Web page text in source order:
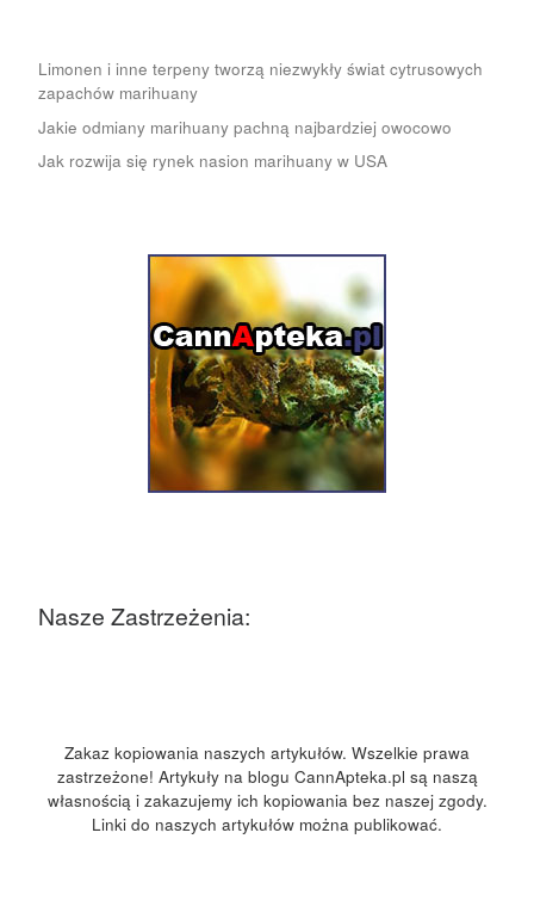
Limonen i inne terpeny tworzą niezwykły świat cytrusowych
zapachów marihuany
Jakie odmiany marihuany pachną najbardziej owocowo
Jak rozwija się rynek nasion marihuany w USA
Nasze Zastrzeżenia:
Zakaz kopiowania naszych artykułów. Wszelkie prawa
zastrzeżone! Artykuły na blogu CannApteka.pl są naszą
własnością i zakazujemy ich kopiowania bez naszej zgody.
Linki do naszych artykułów można publikować.